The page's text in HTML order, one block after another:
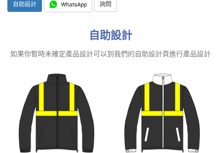
自助設計 詢問
自助設計
如果你暫時未確定產品設計可以到我們的自助設計頁進行產品設計